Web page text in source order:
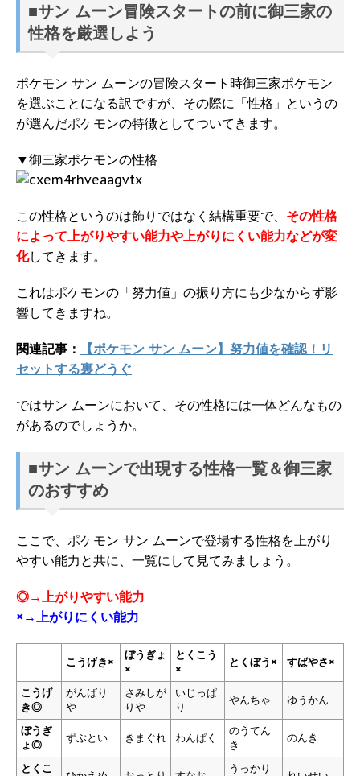
■サン ムーン冒険スタートの前に御三家の
性格を厳選しよう
ポケモン サン ムーンの冒険スタート時御三家ポケモン
を選ぶことになる訳ですが、その際に「性格」というの
が選んだポケモンの特徴としてついてきます。
▼御三家ポケモンの性格
この性格というのは飾りではなく結構重要で、 その性格
によって上がりやすい能力や上がりにくい能力などが変
化してきます。
これはポケモンの「努力値」の振り方にも少なからず影
響してきますね。
関連記事：
【ポケモン サン ムーン】努力値を確認！リ
セットする裏どうぐ
ではサン ムーンにおいて、その性格には一体どんなもの
があるのでしょうか。
■サン ムーンで出現する性格一覧＆御三家
のおすすめ
ここで、ポケモン サン ムーンで登場する性格を上がり
やすい能力と共に、一覧にして見てみましょう。
◎→上がりやすい能力
×→上がりにくい能力
こうげき×
ぼうぎょ
×
とくこう
×
とくぼう× すばやさ×
こうげ
き◎
がんばり
や
さみしが
りや
いじっぱ
り
やんちゃ ゆうかん
ぼうぎ
ょ◎
ずぶとい きまぐれ わんぱく
のうてん
き
のんき
とくこ うっかり